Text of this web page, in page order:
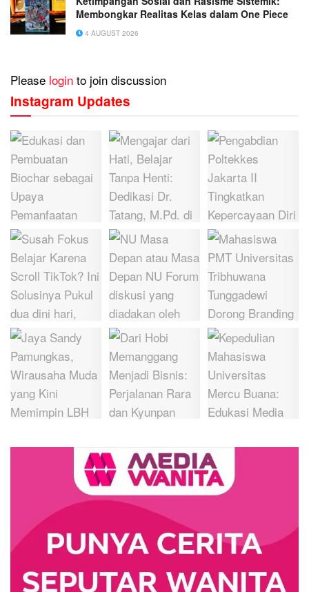
Membongkar Realitas Kelas dalam One Piece
4 AUGUST 2026
Please login to join discussion
Instagram Updates